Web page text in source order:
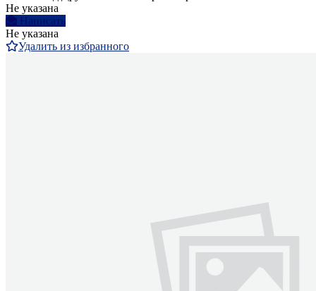
Не указана
Написать
Не указана
Удалить из избранного